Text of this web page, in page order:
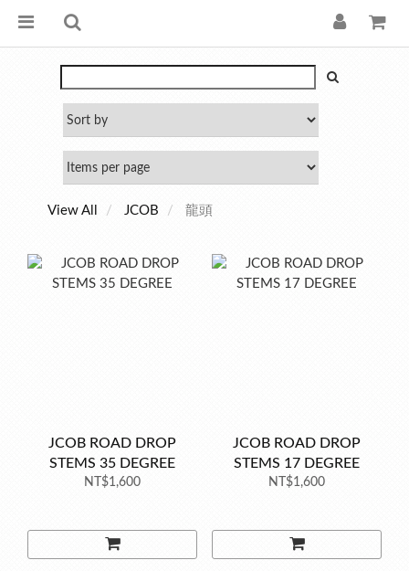
View All JCOB 龍頭
JCOB ROAD DROP
STEMS 35 DEGREE
NT$1,600
JCOB ROAD DROP
STEMS 17 DEGREE
NT$1,600